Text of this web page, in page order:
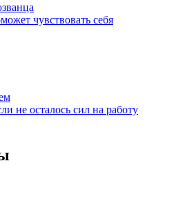
чувствовать себя
не осталось сил на работу